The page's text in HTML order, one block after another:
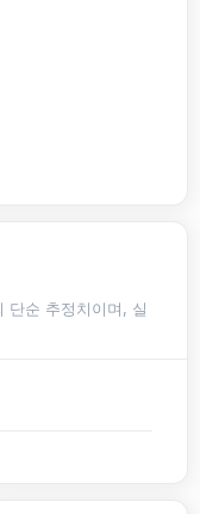
단순 추정치이며, 실